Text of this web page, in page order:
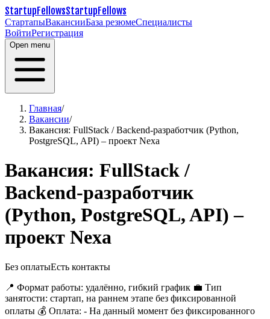
StartupFellowsStartupFellows
СтартапыВакансииБаза резюмеСпециалисты
ВойтиРегистрация
Open menu
Главная/
Вакансии/
Вакансия: FullStack / Backend-разработчик (Python,
PostgreSQL, API) – проект Nexa
Вакансия: FullStack /
Backend-разработчик
(Python, PostgreSQL, API) –
проект Nexa
Без оплатыЕсть контакты
📍 Формат работы: удалённо, гибкий график 💼 Тип
занятости: стартап, на раннем этапе без фиксированной
оплаты 💰 Оплата: - На данный момент без фиксированного